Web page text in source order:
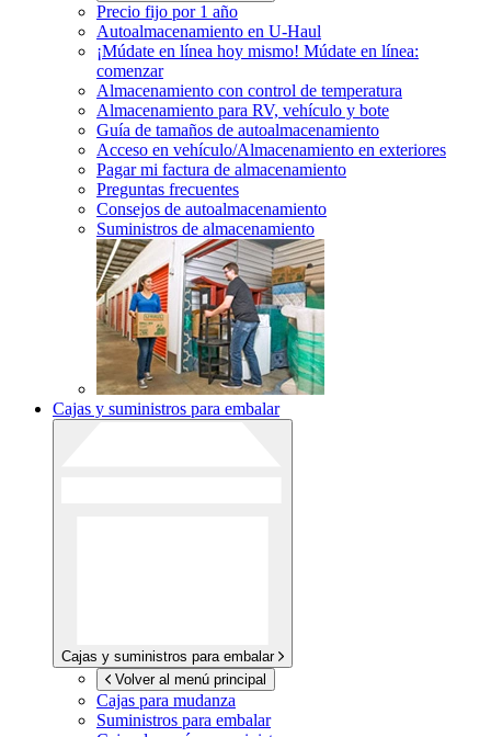
Precio fijo por 1 año
Autoalmacenamiento en U-Haul
¡Múdate en línea hoy mismo! Múdate en línea:
comenzar
Almacenamiento con control de temperatura
Almacenamiento para RV, vehículo y bote
Guía de tamaños de autoalmacenamiento
Acceso en vehículo/Almacenamiento en exteriores
Pagar mi factura de almacenamiento
Preguntas frecuentes
Consejos de autoalmacenamiento
Suministros de almacenamiento
Cajas y suministros para embalar
Cajas y suministros para embalar
Volver al menú principal
Cajas para mudanza
Suministros para embalar